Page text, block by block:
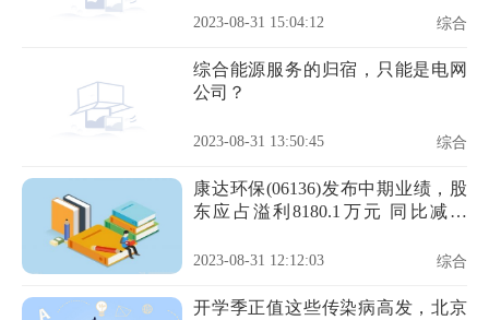
2023-08-31 15:04:12 综合
综合能源服务的归宿，只能是电网
公司？
2023-08-31 13:50:45 综合
康达环保(06136)发布中期业绩，股
东应占溢利8180.1万元 同比减少
2023-08-31 12:12:03 综合
开学季正值这些传染病高发，北京